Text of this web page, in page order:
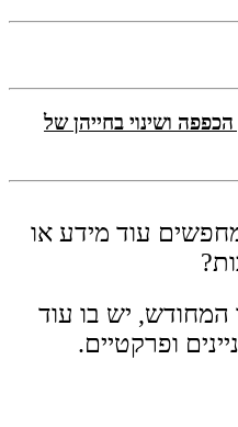
ושינוי בחייהן של
עוד מידע או
המחודש, יש בו עוד
ופרקטיים.